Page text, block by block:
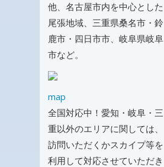
他、名古屋市内を中心とした
尾張地域、三重県桑名市・鈴
鹿市・四日市市、岐阜県岐阜
市など。
map
全国対応中！愛知・岐阜・三
重以外のエリアに関しては、
訪問いただくかスカイプ等を
利用して対応させていただき